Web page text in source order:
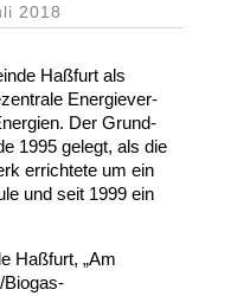
2018
Haßfurt als
Ener­gie­ver­
Der Grund­
1995gelegt, als die
errichtete um ein
und seit 1999ein
Haßfurt, „Am
​Biogas-​